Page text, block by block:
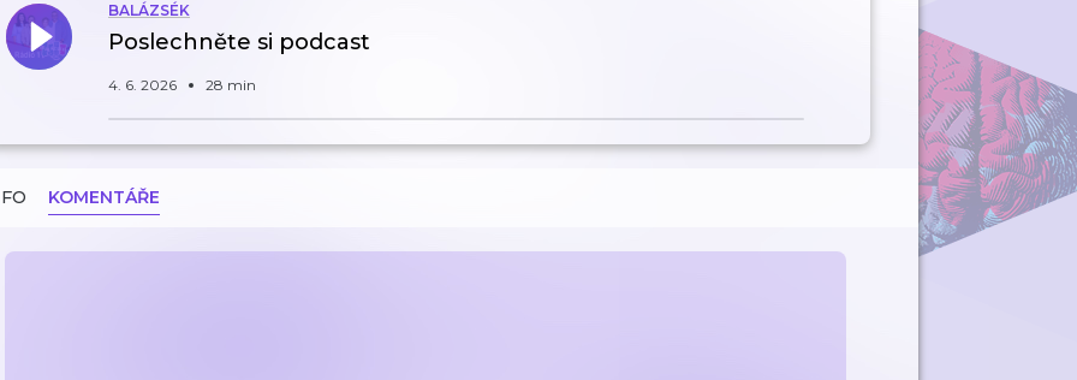
BALÁZSÉK
Poslechněte si podcast
4. 6. 2026 28 min
KOMENTÁŘE